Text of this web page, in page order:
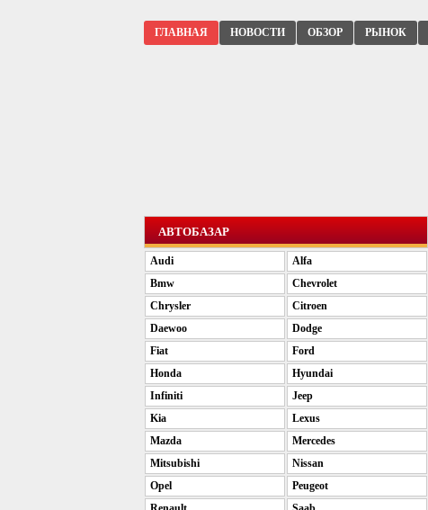
ГЛАВНАЯ НОВОСТИ ОБЗОР РЫНОК
АВТОБАЗАР
Audi
Alfa
Bmw
Chevrolet
Chrysler
Citroen
Daewoo
Dodge
Fiat
Ford
Honda
Hyundai
Infiniti
Jeep
Kia
Lexus
Mazda
Mercedes
Mitsubishi
Nissan
Opel
Peugeot